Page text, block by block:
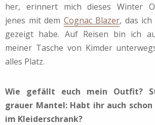
her, erinnert mich dieses Winter
jenes mit dem Cognac Blazer, das
gezeigt habe. Auf Reisen bin ich
meiner Tasche von Kimder
alles Platz.
Wie gefällt euch mein Outfit?
grauer Mantel: Habt ihr auch schon
im Kleiderschrank?